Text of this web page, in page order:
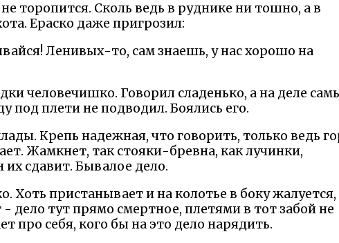
торопится. Сколь ведь в руднике ни тошно, а в
Ераско даже пригрозил:
Ленивых-то, сам знаешь, у нас хорошо на
человечишко. Говорил сладенько, а на деле
под плети не подводил. Боялись его.
Крепь надежная, что говорить, только ведь
Жамкнет, так стояки-бревна, как лучинки,
сдавит. Бывалое дело.
Хоть пристанывает и на колотье в боку жалуется,
дело тут прямо смертное, плетями в тот забой не
про себя, кого бы на это дело нарядить.